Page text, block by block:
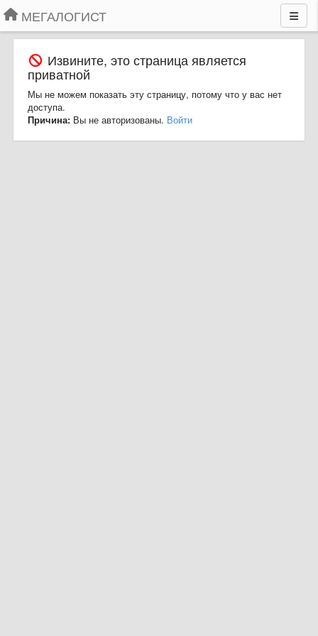
МЕГАЛОГИСТ
Извините, это страница является
приватной
Мы не можем показать эту страницу, потому что у вас нет
доступа.
Причина: Вы не авторизованы. Войти